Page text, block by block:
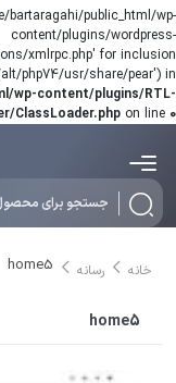
bartaragahi/public_html/wp-
content/plugins/wordpress-
xmlrpc.php' for inclusion
php74/usr/share/pear') in
wp-content/plugins/RTL-
ClassLoader.php on line 0
خانه رسانه home5
home5